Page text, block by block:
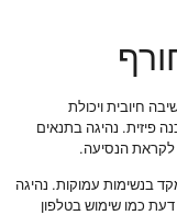
חיובית ויכולת
פיזית. נהיגה בתנאים
לקראת הנסיעה.
בנשימות עמוקות. נהיגה
כמו שימוש בטלפון